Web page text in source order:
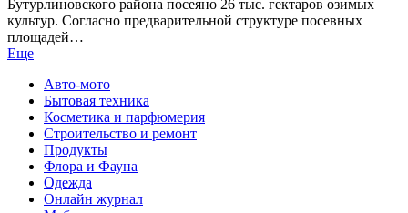
Бутурлиновского района посеяно 26 тыс. гектаров озимых
культур. Согласно предварительной структуре посевных
площадей…
Еще
Авто-мото
Бытовая техника
Косметика и парфюмерия
Строительство и ремонт
Продукты
Флора и Фауна
Одежда
Онлайн журнал